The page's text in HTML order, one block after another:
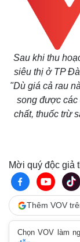
Thể thao
Bóng đá
Sau khi thu
siêu thị ở TP
"Dù giá cả rau
song được các
chất, thuốc trừ
Mời quý độc giả
Thêm VOV
Chọn VOV làm